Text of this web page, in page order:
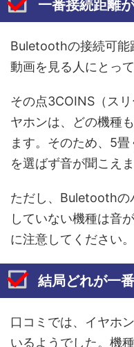
一番接続距離
Buletoothの接続可能
動画を見る人にとっ
その点3COINS（ス
ヤホンは、どの機種
ます。そのため、5
を選ばず音が聞こえま
ただし、Buletoothの
していない機種は音
に注意してください。
結局どれが一
口コミでは、イヤホ
いるようでした。機